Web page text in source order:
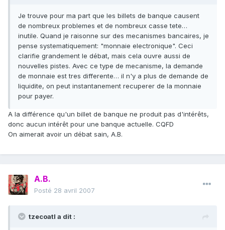
Je trouve pour ma part que les billets de banque causent
de nombreux problemes et de nombreux casse tete…
inutile. Quand je raisonne sur des mecanismes bancaires, je
pense systematiquement: "monnaie electronique". Ceci
clarifie grandement le débat, mais cela ouvre aussi de
nouvelles pistes. Avec ce type de mecanisme, la demande
de monnaie est tres differente… il n'y a plus de demande de
liquidite, on peut instantanement recuperer de la monnaie
pour payer.
A la différence qu'un billet de banque ne produit pas d'intérêts,
donc aucun intérêt pour une banque actuelle. CQFD
On aimerait avoir un débat sain, A.B.
A.B.
Posté 28 avril 2007
tzecoatl a dit :